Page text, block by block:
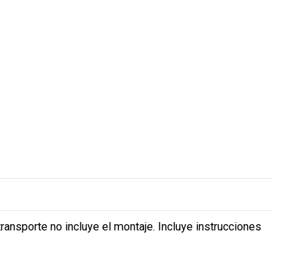
no incluye el montaje. Incluye instrucciones